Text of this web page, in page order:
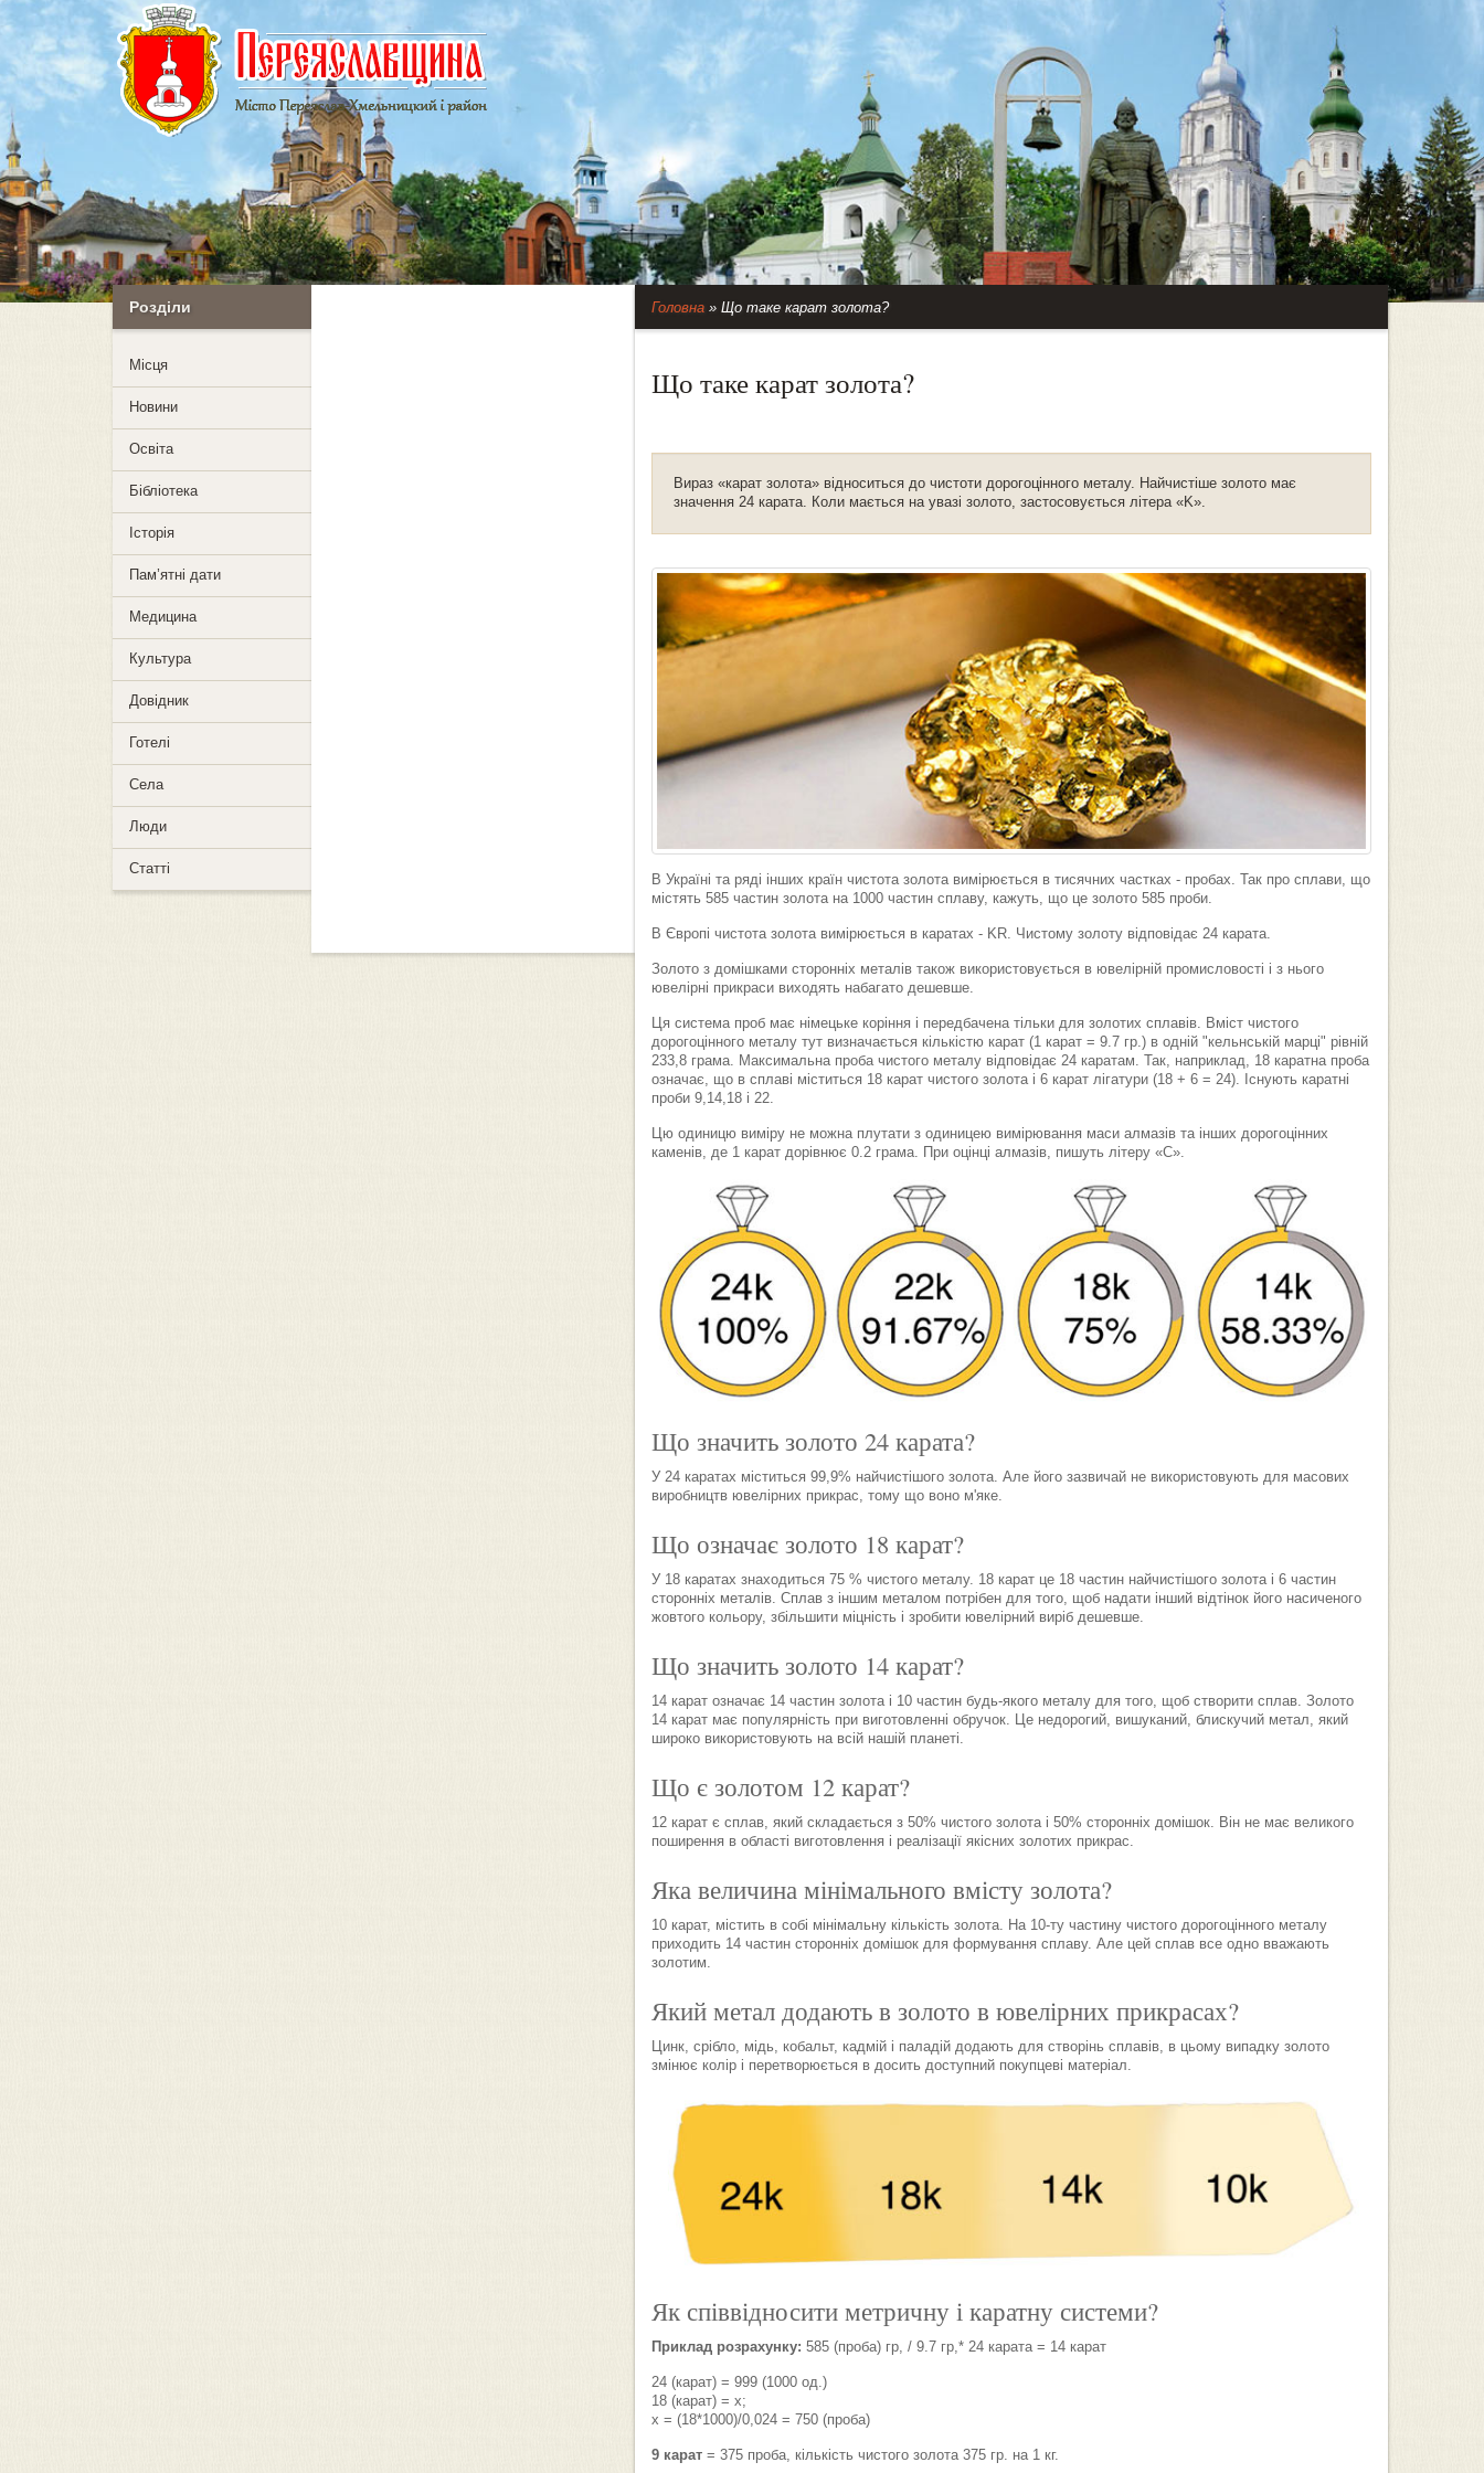
Розділи
Mісця
Новини
Освіта
Бібліотека
Історія
Пам’ятні дати
Медицина
Культура
Довідник
Готелі
Села
Люди
Статті
Головна» Що таке карат золота?
Що таке карат золота?
Вираз «карат золота» відноситься до чистоти дорогоцінного металу. Найчистіше золото має
значення 24 карата. Коли мається на увазі золото, застосовується літера «K».
В Україні та ряді інших країн чистота золота вимірюється в тисячних частках - пробах. Так про сплави, що
містять 585 частин золота на 1000 частин сплаву, кажуть, що це золото 585 проби.
В Європі чистота золота вимірюється в каратах - KR. Чистому золоту відповідає 24 карата.
Золото з домішками сторонніх металів також використовується в ювелірній промисловості і з нього
ювелірні прикраси виходять набагато дешевше.
Ця система проб має німецьке коріння і передбачена тільки для золотих сплавів. Вміст чистого
дорогоцінного металу тут визначається кількістю карат (1 карат = 9.7 гр.) в одній "кельнській марці" рівній
233,8 грама. Максимальна проба чистого металу відповідає 24 каратам. Так, наприклад, 18 каратна проба
означає, що в сплаві міститься 18 карат чистого золота і 6 карат лігатури (18 + 6 = 24). Існують каратні
проби 9,14,18 і 22.
Цю одиницю виміру не можна плутати з одиницею вимірювання маси алмазів та інших дорогоцінних
каменів, де 1 карат дорівнює 0.2 грама. При оцінці алмазів, пишуть літеру «С».
Що значить золото 24 карата?
У 24 каратах міститься 99,9% найчистішого золота. Але його зазвичай не використовують для масових
виробництв ювелірних прикрас, тому що воно м'яке.
Що означає золото 18 карат?
У 18 каратах знаходиться 75 % чистого металу. 18 карат це 18 частин найчистішого золота і 6 частин
сторонніх металів. Сплав з іншим металом потрібен для того, щоб надати інший відтінок його насиченого
жовтого кольору, збільшити міцність і зробити ювелірний виріб дешевше.
Що значить золото 14 карат?
14 карат означає 14 частин золота і 10 частин будь-якого металу для того, щоб створити сплав. Золото
14 карат має популярність при виготовленні обручок. Це недорогий, вишуканий, блискучий метал, який
широко використовують на всій нашій планеті.
Що є золотом 12 карат?
12 карат є сплав, який складається з 50% чистого золота і 50% сторонніх домішок. Він не має великого
поширення в області виготовлення і реалізації якісних золотих прикрас.
Яка величина мінімального вмісту золота?
10 карат, містить в собі мінімальну кількість золота. На 10-ту частину чистого дорогоцінного металу
приходить 14 частин сторонніх домішок для формування сплаву. Але цей сплав все одно вважають
золотим.
Який метал додають в золото в ювелірних прикрасах?
Цинк, срібло, мідь, кобальт, кадмій і паладій додають для створінь сплавів, в цьому випадку золото
змінює колір і перетворюється в досить доступний покупцеві матеріал.
Як співвідносити метричну і каратну системи?
Приклад розрахунку: 585 (проба) гр, / 9.7 гр,* 24 карата = 14 карат
24 (карат) = 999 (1000 од.)
18 (карат) = х;
х = (18*1000)/0,024 = 750 (проба)
9 карат= 375 проба, кількість чистого золота 375 гр. на 1 кг.